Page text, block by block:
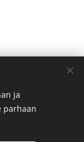
ja
parhaan